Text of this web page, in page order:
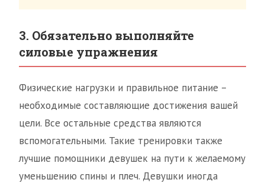
3. Обязательно выполняйте
силовые упражнения
Физические нагрузки и правильное питание –
необходимые составляющие достижения вашей
цели. Все остальные средства являются
вспомогательными. Такие тренировки также
лучшие помощники девушек на пути к желаемому
уменьшению спины и плеч. Девушки иногда